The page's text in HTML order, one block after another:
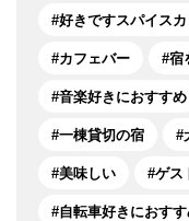
好きですスパイス
カフェバー 宿
音楽好きにおすすめ
一棟貸切の宿
美味しい ゲス
自転車好きにおす